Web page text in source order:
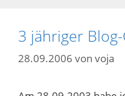
3 jähriger
28.09.2006 von voja